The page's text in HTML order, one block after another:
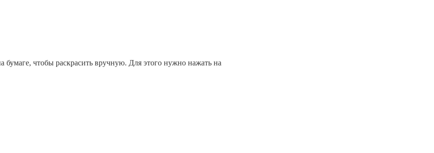
бумаге, чтобы раскрасить вручную. Для этого нужно нажать на